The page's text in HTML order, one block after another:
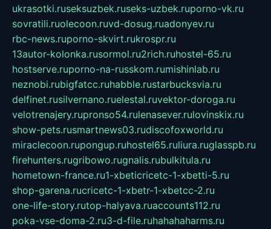
ukrasotki.ruseksuzbek.ruseks-uzbek.ruporno-vk.ru
sovratili.ruolecoon.ruvd-dosug.ruadonyev.ru
rbc-news.ruporno-skvirt.rukrospr.ru
13autor-kolonka.rusormol.ru2rich.ruhostel-65.ru
hostserve.ruporno-na-russkom.rumishinlab.ru
neznobi.rubigfatcc.ruhabble.rustarbucksvia.ru
delfinet.rusilvernano.ruelestal.ruvektor-doroga.ru
velotrenajery.rupronso54.rulenasever.rulovinskix.ru
show-pets.rusmartnews03.rudiscofoxworld.ru
miraclecoon.rupongup.ruhostel65.ruliura.ruglasspb.ru
firehunters.rugribowo.rugnalis.rubulkitula.ru
hometown-france.ru1-xbeticricetc-1-xbetti-5.ru
shop-garena.rucricetc-1-xbetr-1-xbetcc-2.ru
one-life-story.rutop-halyava.ruaccounts112.ru
poka-vse-doma-2.ru3-d-file.ruhahahaharms.ru